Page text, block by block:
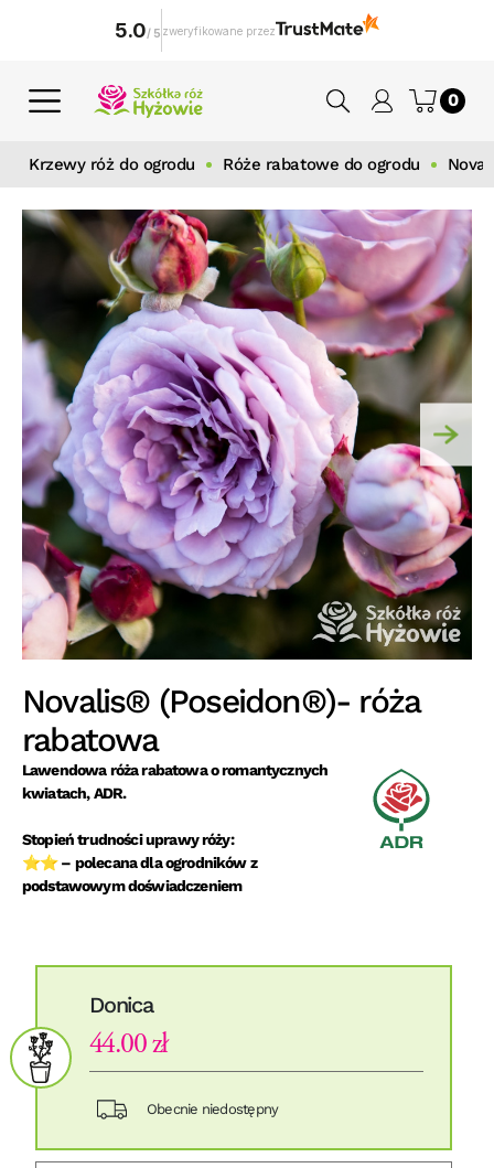
0
Krzewy róż do ogrodu Róże rabatowe do ogrodu
Novalis® (Poseidon®)- róża
rabatowa
Lawendowa róża rabatowa o romantycznych
kwiatach, ADR.
Stopień trudności uprawy róży:
⭐⭐ – polecana dla ogrodników z
podstawowym doświadczeniem
Donica
44.00 zł
Obecnie niedostępny
5.0/ 5 zweryfikowane przez